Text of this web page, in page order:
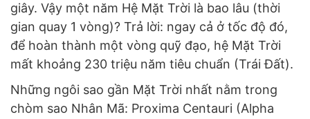
giây. Vậy một năm Hệ Mặt Trời là bao lâu (thời
gian quay 1 vòng)? Trả lời: ngay cả ở tốc độ đó,
để hoàn thành một vòng quỹ đạo, hệ Mặt Trời
mất khoảng 230 triệu năm tiêu chuẩn (Trái Đất).
Những ngôi sao gần Mặt Trời nhất nằm trong
chòm sao Nhân Mã: Proxima Centauri (Alpha